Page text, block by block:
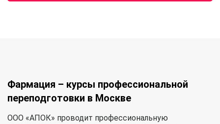
Фармация – курсы профессиональной
переподготовки в Москве
ООО «АПОК» проводит профессиональную